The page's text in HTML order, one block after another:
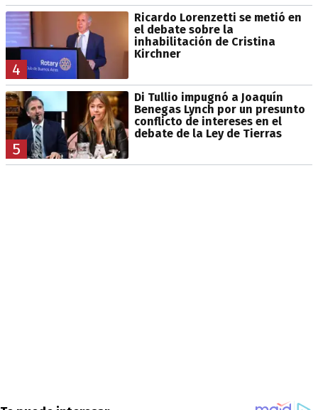
4
Ricardo Lorenzetti se metió en
el debate sobre la
inhabilitación de Cristina
Kirchner
5
Di Tullio impugnó a Joaquín
Benegas Lynch por un presunto
conflicto de intereses en el
debate de la Ley de Tierras